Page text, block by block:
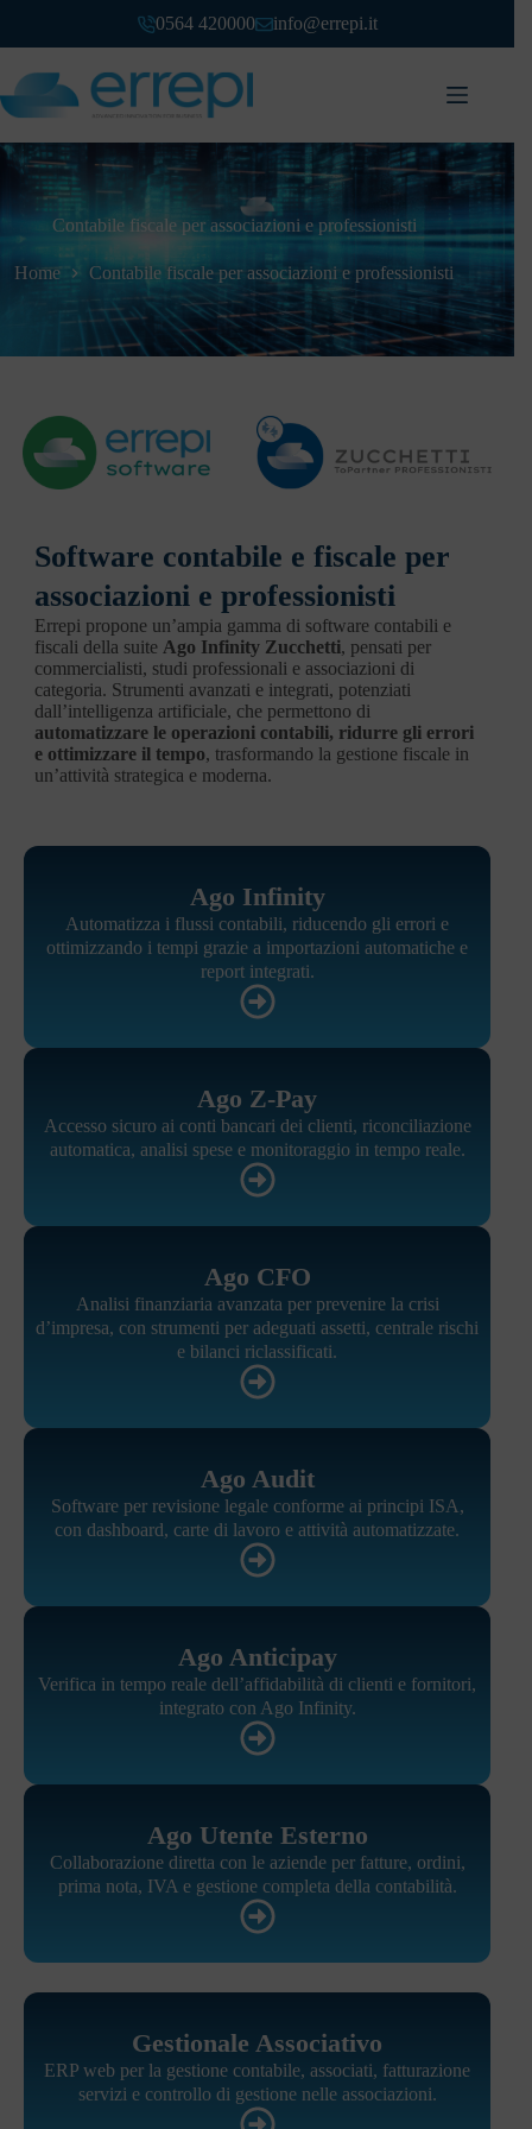
0564 420000 info@errepi.it
Contabile fiscale per associazioni e professionisti
Home Contabile fiscale per associazioni e professionisti
Software contabile e fiscale per
associazioni e professionisti
Errepi propone un’ampia gamma di software contabili e
fiscali della suite Ago Infinity Zucchetti, pensati per
commercialisti, studi professionali e associazioni di
categoria. Strumenti avanzati e integrati, potenziati
dall’intelligenza artificiale, che permettono di
automatizzare le operazioni contabili, ridurre gli errori
e ottimizzare il tempo, trasformando la gestione fiscale in
un’attività strategica e moderna.
Ago Infinity
Automatizza i flussi contabili, riducendo gli errori e
ottimizzando i tempi grazie a importazioni automatiche e
report integrati.
Ago Z-Pay
Accesso sicuro ai conti bancari dei clienti, riconciliazione
automatica, analisi spese e monitoraggio in tempo reale.
Ago CFO
Analisi finanziaria avanzata per prevenire la crisi
d’impresa, con strumenti per adeguati assetti, centrale rischi
e bilanci riclassificati.
Ago Audit
Software per revisione legale conforme ai principi ISA,
con dashboard, carte di lavoro e attività automatizzate.
Ago Anticipay
Verifica in tempo reale dell’affidabilità di clienti e fornitori,
integrato con Ago Infinity.
Ago Utente Esterno
Collaborazione diretta con le aziende per fatture, ordini,
prima nota, IVA e gestione completa della contabilità.
Gestionale Associativo
ERP web per la gestione contabile, associati, fatturazione
servizi e controllo di gestione nelle associazioni.